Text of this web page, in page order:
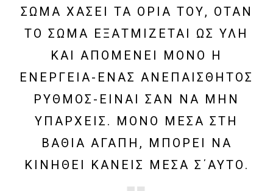
ΣΏΜΑ ΧΆΣΕΙ ΤΑ ΌΡΙΆ ΤΟΥ, ΌΤΑΝ
ΤΟ ΣΏΜΑ ΕΞΑΤΜΊΖΕΤΑΙ ΩΣ ΎΛΗ
ΚΑΙ ΑΠΟΜΈΝΕΙ ΜΌΝΟ Η
ΕΝΈΡΓΕΙΑ-ΈΝΑΣ ΑΝΕΠΑΊΣΘΗΤΟΣ
ΡΥΘΜΌΣ-ΕΊΝΑΙ ΣΑΝ ΝΑ ΜΗΝ
ΥΠΆΡΧΕΙΣ. ΜΌΝΟ ΜΈΣΑ ΣΤΗ
ΒΑΘΙΆ ΑΓΆΠΗ, ΜΠΟΡΕΊ ΝΑ
ΚΙΝΗΘΕΊ ΚΑΝΕΊΣ ΜΈΣΑ Σ΄ΑΥΤΌ.